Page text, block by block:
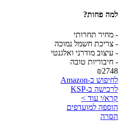
למה פחות?
- מחיר תחרותי
- צריכת חשמל נמוכה
- עיצוב מודרני ואלגנטי
- חיבוריות טובה
₪2748
לחיפוש ב-Amazon
לרכישה ב-KSP
קרא/י עוד >
הוספה למועדפים
הסרה